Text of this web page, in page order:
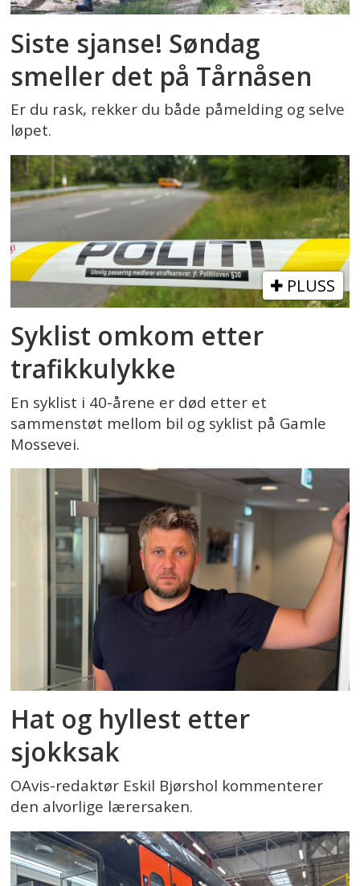
Siste sjanse! Søndag
smeller det på Tårnåsen
Er du rask, rekker du både påmelding og selve
løpet.
PLUSS
Syklist omkom etter
trafikkulykke
En syklist i 40-årene er død etter et
sammenstøt mellom bil og syklist på Gamle
Mossevei.
Hat og hyllest etter
sjokksak
OAvis-redaktør Eskil Bjørshol kommenterer
den alvorlige lærersaken.